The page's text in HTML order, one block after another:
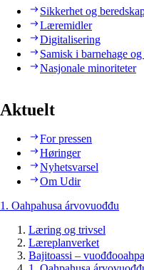
Sikkerhet og
Læremidler
Digitalisering
Samisk i barnehage
Nasjonale minoriteter
Aktuelt
For pressen
Høringer
Nyhetsvarsel
Om Udir
1. Oahpahusa árvovuođđu
Læring og trivsel
Læreplanverket
Bajitoassi –